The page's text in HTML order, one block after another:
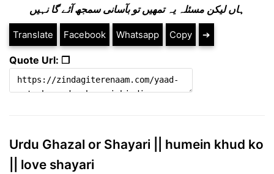
ہاں لیکن مسئلہ یہ تمھیں تو بآسانی سمجھ آئے گا نہیں
Translate Facebook Whatsapp Copy ➔
Quote Url: ❐
Urdu Ghazal or Shayari || humein khud ko
|| love shayari